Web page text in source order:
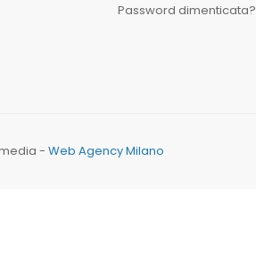
Password dimenticata?
- Web Agency Milano